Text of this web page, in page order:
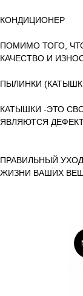
КОНДИЦИОНЕР
ПОМИМО ТОГО,
КАЧЕСТВО И
ПЫЛИНКИ
КАТЫШКИ -ЭТО
ЯВЛЯЮТСЯ
ПРАВИЛЬНЫЙ
ЖИЗНИ ВАШИХ